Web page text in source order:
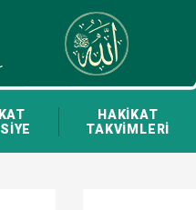
HAKİKAT
TAKVİMLERİ